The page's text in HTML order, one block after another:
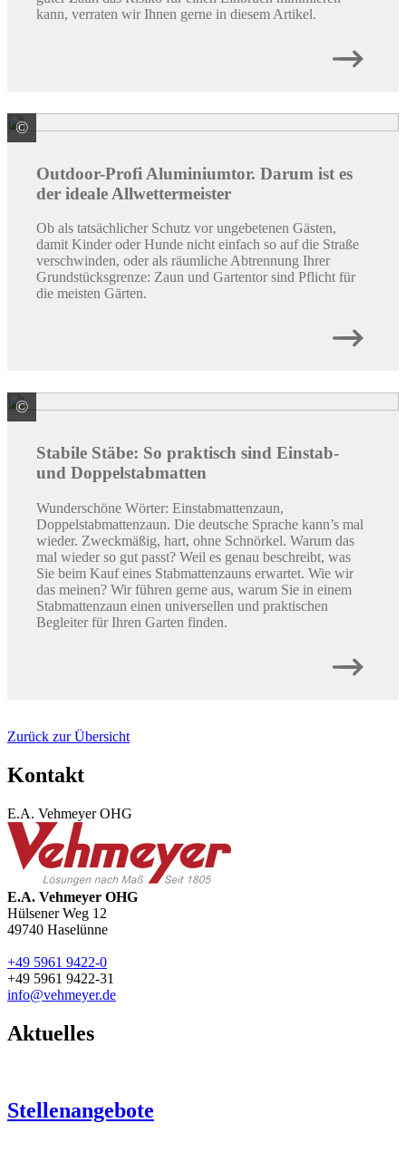
kann, verraten wir Ihnen gerne in diesem Artikel.
© ALWA Vertriebsmarke
Outdoor-Profi ­Aluminiumtor. Darum ist es
der ­ideale Allwettermeister
Ob als tatsächlicher Schutz vor ungebetenen Gästen,
damit Kinder oder Hunde nicht einfach so auf die Straße
verschwinden, oder als räumliche Abtrennung Ihrer
Grundstücksgrenze: Zaun und Gartentor sind Pflicht für
die meisten Gärten.
© ALWA Vertriebsmarke
Stabile Stäbe: So praktisch sind Einstab-
und Doppelstabmatten
Wunderschöne Wörter: Einstabmattenzaun,
Doppelstabmattenzaun. Die deutsche Sprache kann’s mal
wieder. Zweckmäßig, hart, ohne Schnörkel. Warum das
mal wieder so gut passt? Weil es genau beschreibt, was
Sie beim Kauf eines Stabmattenzauns erwartet. Wie wir
das meinen? Wir führen gerne aus, warum Sie in einem
Stabmattenzaun einen universellen und praktischen
Begleiter für Ihren Garten finden.
Zurück zur Übersicht
Kontakt
E.A. Vehmeyer OHG
E.A. Vehmeyer OHG
Hülsener Weg 12
49740 Haselünne
+49 5961 9422-0
+49 5961 9422-31
info@vehmeyer.de
Aktuelles
Stellenangebote